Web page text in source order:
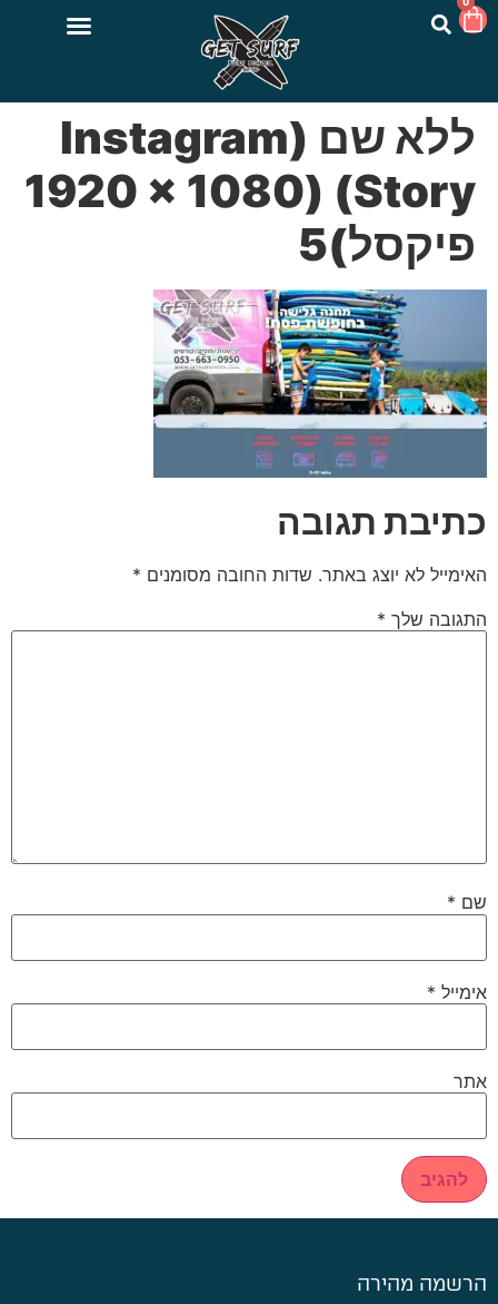
ללא שם (Instagram
Story) (1920 × 1080
פיקסל)5
כתיבת תגובה
האימייל לא יוצג באתר. שדות החובה מסומנים *
התגובה שלך *
שם *
אימייל *
אתר
הרשמה מהירה